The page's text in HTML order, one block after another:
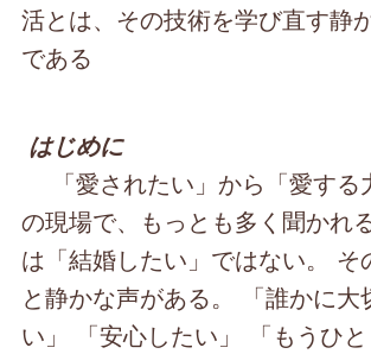
活とは、その技術を学び直す静
である
はじめに
「愛されたい」から「愛する
の現場で、もっとも多く聞かれ
は「結婚したい」ではない。 そ
と静かな声がある。 「誰かに大
い」 「安心したい」 「もうひ